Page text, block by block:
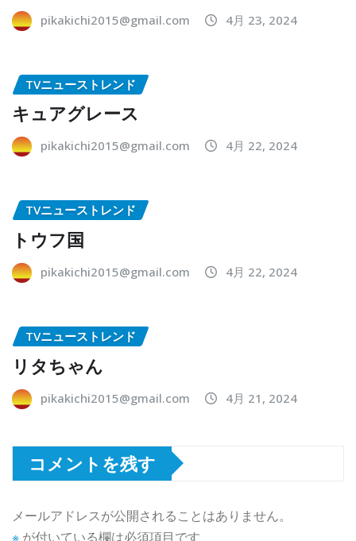
pikakichi2015@gmail.com 4月 23, 2024
TVニューストレンド
キュアグレース
pikakichi2015@gmail.com 4月 22, 2024
TVニューストレンド
トウフ国
pikakichi2015@gmail.com 4月 22, 2024
TVニューストレンド
リタちゃん
pikakichi2015@gmail.com 4月 21, 2024
コメントを残す
メールアドレスが公開されることはありません。
※ が付いている欄は必須項目です